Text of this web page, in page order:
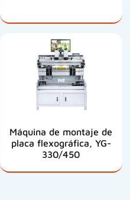
Máquina de montaje de
placa flexográfica, YG-
330/450